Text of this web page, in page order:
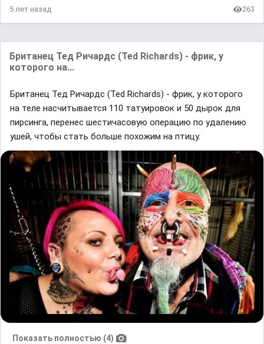
5 лет назад 263
Британец Тед Ричардс (Ted Richards) - фрик, у
которого на...
Британец Тед Ричардс (Ted Richards) - фрик, у которого
на теле насчитывается 110 татуировок и 50 дырок для
пирсинга, перенес шестичасовую операцию по удалению
ушей, чтобы стать больше похожим на птицу.
Показать полностью (4)